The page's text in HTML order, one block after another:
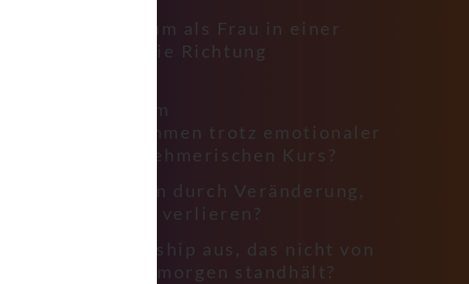
Was braucht es, um als Frau in einer
Männerdomäne die Richtung
Wie behält man im
Familienunternehmen trotz emotionaler
Nähe den unternehmerischen Kurs?
Wie navigiert man durch Veränderung,
ohne den Kurs zu verlieren?
Wie sieht Leadership aus, das nicht von
gestern ist, aber morgen standhält?